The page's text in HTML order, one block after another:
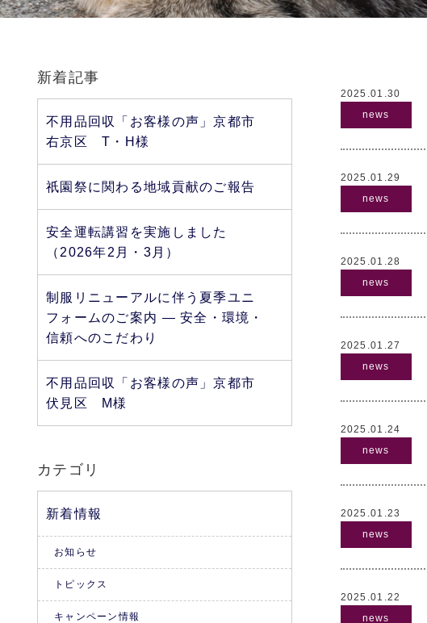
2025.01.30
2025.01.29
2025.01.28
2025.01.27
2025.01.24
2025.01.23
2025.01.22
新着記事
不用品回収「お客様の声」京都市
右京区 T・H様
祇園祭に関わる地域貢献のご報告
安全運転講習を実施しました
（2026年2月・3月）
制服リニューアルに伴う夏季ユニ
フォームのご案内 ― 安全・環境・
信頼へのこだわり
不用品回収「お客様の声」京都市
伏見区 M様
カテゴリ
新着情報
お知らせ
トピックス
キャンペーン情報